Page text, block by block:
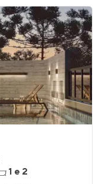
1 e 2